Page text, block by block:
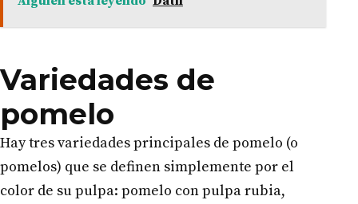
Variedades de
pomelo
Hay tres variedades principales de pomelo (o
pomelos) que se definen simplemente por el
color de su pulpa: pomelo con pulpa rubia,